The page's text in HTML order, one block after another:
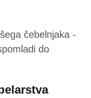
čebelnjaka -
do